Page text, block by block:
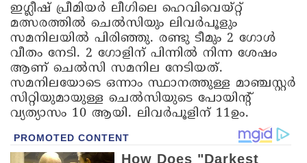
ഇഗ്ലീഷ് പ്രീമിയർ ലീഗിലെ ഹെവിവെയ്റ്റ്
മത്സരത്തിൽ ചെൽസിയും ലിവർപൂളും
സമനിലയിൽ പിരിഞ്ഞു. രണ്ടു ടീമും 2 ഗോൾ
വീതം നേടി. 2 ഗോളിന് പിന്നിൽ നിന്ന ശേഷം
ആണ് ചെൽസി സമനില നേടിയത്.
സമനിലയോടെ ഒന്നാം സ്ഥാനത്തുള്ള മാഞ്ചസ്റ്റർ
സിറ്റിയുമായുള്ള ചെൽസിയുടെ പോയിന്റ്
വ്യത്യാസം 10 ആയി. ലിവർപൂളിന് 11ഉം.